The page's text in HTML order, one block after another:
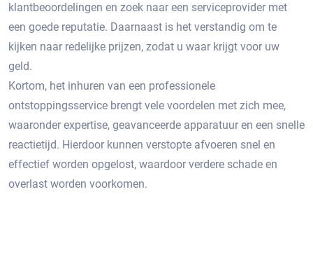
klantbeoordelingen en zoek naar een serviceprovider met
een goede reputatie.​ Daarnaast is het verstandig om te
kijken naar redelijke prijzen, zodat u waar krijgt voor uw
geld.​
Kortom, het inhuren van een professionele
ontstoppingsservice brengt vele voordelen met zich mee,
waaronder expertise, geavanceerde apparatuur en een snelle
reactietijd.​ Hierdoor kunnen verstopte afvoeren snel en
effectief worden opgelost, waardoor verdere schade en
overlast worden voorkomen.